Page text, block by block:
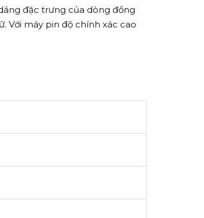
đặc trưng của dòng đồng
Với máy pin độ chính xác cao